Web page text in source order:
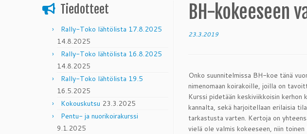
Tiedotteet
Rally-Toko lähtölista 17.8.2025
14.8.2025
Rally-Toko lähtölista 16.8.2025
14.8.2025
Rally-Toko lähtölista 19.5
16.5.2025
Kokouskutsu 23.3.2025
Pentu- ja nuorikoirakurssi
9.1.2025
BH-kokeeseen
23.3.2019
Onko suunnitelmissa BH-koe tänä
nimenomaan koirakoille, joilla on
Kurssi pidetään keskiviikkoisin
kannalta, sekä harjoitellaan erilaisia
tarkastusta varten. Kertoja on
vielä ole valmis kokeeseen, niin